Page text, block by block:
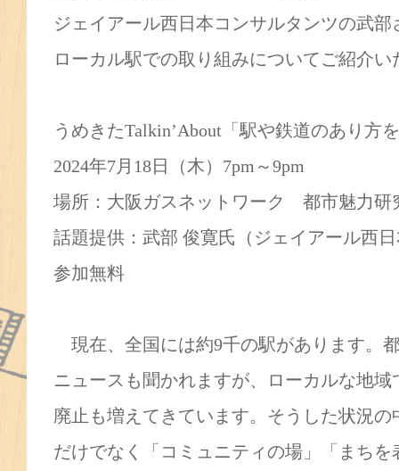
ジェイアール西日本コンサルタンツの武部
ローカル駅での取り組みについてご紹介い
うめきたTalkin’About「駅や鉄道のあり方
2024年7月18日（木）7pm～9pm
場所：大阪ガスネットワーク 都市魅力
話題提供：武部 俊寛氏（ジェイアール西
参加無料
現在、全国には約9千の駅があります。
ニュースも聞かれますが、ローカルな地
廃止も増えてきています。そうした状況
だけでなく「コミュニティの場」「まち